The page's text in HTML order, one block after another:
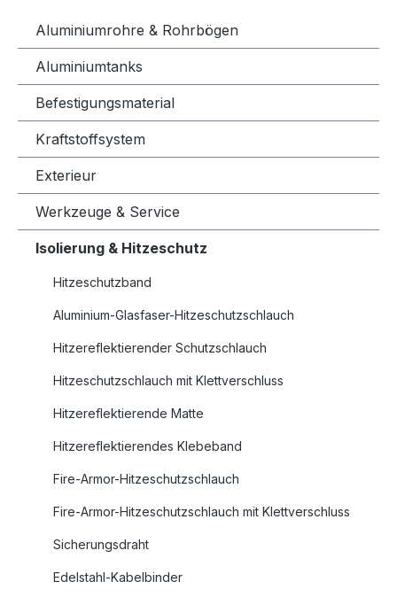
Aluminiumrohre & Rohrbögen
Aluminiumtanks
Befestigungsmaterial
Kraftstoffsystem
Exterieur
Werkzeuge & Service
Isolierung & Hitzeschutz
Hitzeschutzband
Aluminium-Glasfaser-Hitzeschutzschlauch
Hitzereflektierender Schutzschlauch
Hitzeschutzschlauch mit Klettverschluss
Hitzereflektierende Matte
Hitzereflektierendes Klebeband
Fire-Armor-Hitzeschutzschlauch
Fire-Armor-Hitzeschutzschlauch mit Klettverschluss
Sicherungsdraht
Edelstahl-Kabelbinder